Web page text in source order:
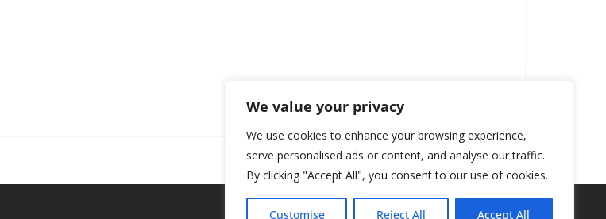
We value your privacy
We use cookies to enhance your browsing experience,
serve personalised ads or content, and analyse our traffic.
By clicking "Accept All", you consent to our use of cookies.
Customise Reject All Accept All